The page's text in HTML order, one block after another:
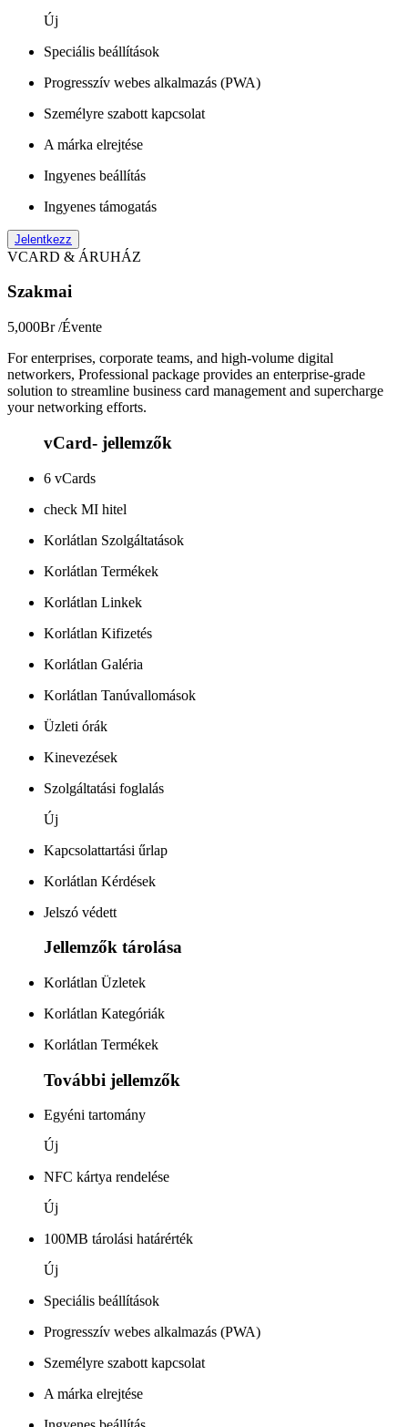
Új
Speciális beállítások
Progresszív webes alkalmazás (PWA)
Személyre szabott kapcsolat
A márka elrejtése
Ingyenes beállítás
Ingyenes támogatás
Jelentkezz
VCARD & ÁRUHÁZ
Szakmai
5,000Br/Évente
For enterprises, corporate teams, and high-volume digital
networkers, Professional package provides an enterprise-grade
solution to streamline business card management and supercharge
your networking efforts.
vCard- jellemzők
6 vCards
check MI hitel
Korlátlan Szolgáltatások
Korlátlan Termékek
Korlátlan Linkek
Korlátlan Kifizetés
Korlátlan Galéria
Korlátlan Tanúvallomások
Üzleti órák
Kinevezések
Szolgáltatási foglalás
Új
Kapcsolattartási űrlap
Korlátlan Kérdések
Jelszó védett
Jellemzők tárolása
Korlátlan Üzletek
Korlátlan Kategóriák
Korlátlan Termékek
További jellemzők
Egyéni tartomány
Új
NFC kártya rendelése
Új
100MB tárolási határérték
Új
Speciális beállítások
Progresszív webes alkalmazás (PWA)
Személyre szabott kapcsolat
A márka elrejtése